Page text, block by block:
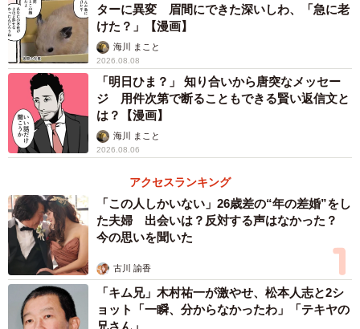
ターに異変 眉間にできた深いしわ、「急に老
けた？」【漫画】
海川 まこと
2026.08.08
「明日ひま？」 知り合いから唐突なメッセー
ジ 用件次第で断ることもできる賢い返信文と
は？【漫画】
海川 まこと
2026.08.06
アクセスランキング
「この人しかいない」26歳差の“年の差婚”をし
た夫婦 出会いは？反対する声はなかった？
今の思いを聞いた
古川 諭香
「キム兄」木村祐一が激やせ、松本人志と2シ
ョット「一瞬、分からなかったわ」「テキヤの
兄さん」